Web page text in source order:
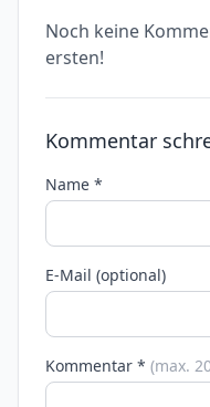
Noch keine
ersten!
Kommentar
Name *
E-Mail (optional)
Kommentar * (max.